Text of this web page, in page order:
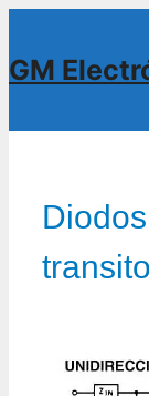
contenido
GM